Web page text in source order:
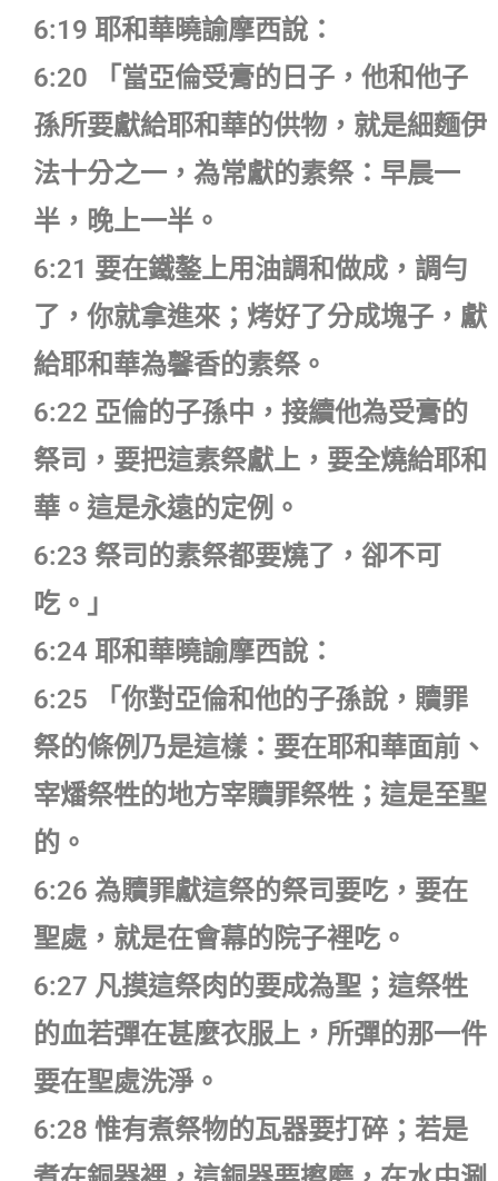
6:19 耶和華曉諭摩西說：
6:20 「當亞倫受膏的日子，他和他子
孫所要獻給耶和華的供物，就是細麵伊
法十分之一，為常獻的素祭：早晨一
半，晚上一半。
6:21 要在鐵鏊上用油調和做成，調勻
了，你就拿進來；烤好了分成塊子，獻
給耶和華為馨香的素祭。
6:22 亞倫的子孫中，接續他為受膏的
祭司，要把這素祭獻上，要全燒給耶和
華。這是永遠的定例。
6:23 祭司的素祭都要燒了，卻不可
吃。」
6:24 耶和華曉諭摩西說：
6:25 「你對亞倫和他的子孫說，贖罪
祭的條例乃是這樣：要在耶和華面前、
宰燔祭牲的地方宰贖罪祭牲；這是至聖
的。
6:26 為贖罪獻這祭的祭司要吃，要在
聖處，就是在會幕的院子裡吃。
6:27 凡摸這祭肉的要成為聖；這祭牲
的血若彈在甚麼衣服上，所彈的那一件
要在聖處洗淨。
6:28 惟有煮祭物的瓦器要打碎；若是